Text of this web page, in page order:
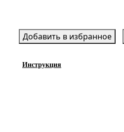
Добавить в избранное
Инструкция